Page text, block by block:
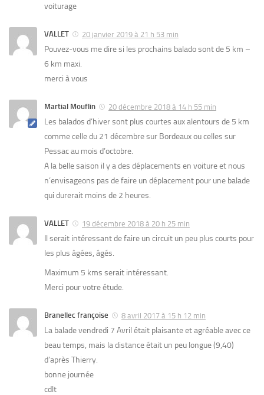
voiturage
VALLET 20 janvier 2019 à 21 h 53 min
Pouvez-vous me dire si les prochains balado sont de 5 km –
6 km maxi.
merci à vous
Martial Mouflin 20 décembre 2018 à 14 h 55 min
Les balados d’hiver sont plus courtes aux alentours de 5 km
comme celle du 21 décembre sur Bordeaux ou celles sur
Pessac au mois d’octobre.
A la belle saison il y a des déplacements en voiture et nous
n’envisageons pas de faire un déplacement pour une balade
qui durerait moins de 2 heures.
VALLET 19 décembre 2018 à 20 h 25 min
Il serait intéressant de faire un circuit un peu plus courts pour
les plus âgées, âgés.
Maximum 5 kms serait intéressant.
Merci pour votre étude.
Branellec françoise 8 avril 2017 à 15 h 12 min
La balade vendredi 7 Avril était plaisante et agréable avec ce
beau temps, mais la distance était un peu longue (9,40)
d’après Thierry.
bonne journée
cdlt